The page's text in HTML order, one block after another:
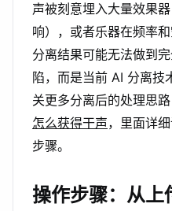
声被刻意埋入大量效果
响），或者乐器在频率
分离结果可能无法做到
陷，而是当前 AI 分离技
关更多分离后的处理思
怎么获得干声，里面详
步骤。
操作步骤：从上